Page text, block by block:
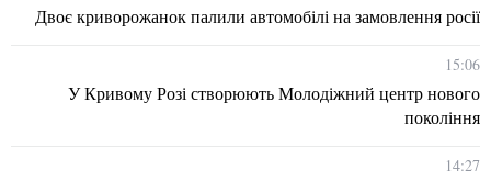
Двоє криворожанок палили автомобілі на замовлення росії
15:06
У Кривому Розі створюють Молодіжний центр нового
покоління
14:27